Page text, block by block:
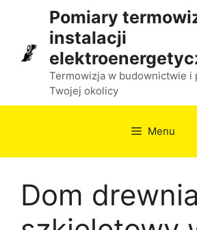
treści
Pomiary
instalacji
Termowizja w budownictwie i
Twojej okolicy
Menu
Dom